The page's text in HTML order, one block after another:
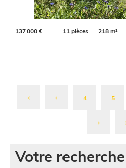
137 000 € 11 pièces 218 m²
4 5
Votre recherche